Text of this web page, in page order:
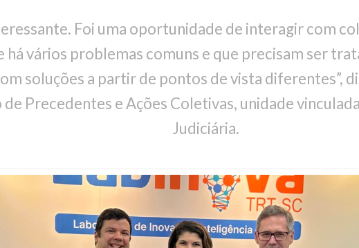
Foi uma oportunidade de interagir com
há vários problemas comuns e que precisam ser
soluções a partir de pontos de vista diferentes”,
Precedentes e Ações Coletivas, unidade
Judiciária.